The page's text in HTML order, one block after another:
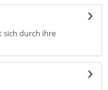
sich durch ihre